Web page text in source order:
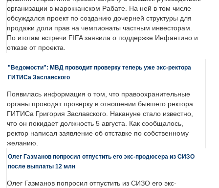
организации в марокканском Рабате. На ней в том числе
обсуждался проект по созданию дочерней структуры для
продажи доли прав на чемпионаты частным инвесторам.
По итогам встречи FIFA заявила о поддержке Инфантино и
отказе от проекта.
"Ведомости": МВД проводит проверку теперь уже экс-ректора
ГИТИСа Заславского
Появилась информация о том, что правоохранительные
органы проводят проверку в отношении бывшего ректора
ГИТИСа Григория Заславского. Накануне стало известно,
что он покидает должность 5 августа. Как сообщалось,
ректор написал заявление об отставке по собственному
желанию.
Олег Газманов попросил отпустить его экс-продюсера из СИЗО
после выплаты 12 млн
Олег Газманов попросил отпустить из СИЗО его экс-